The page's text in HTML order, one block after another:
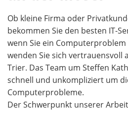
Ob kleine Firma oder
bekommen Sie den besten IT-
wenn Sie ein
wenden Sie sich vertrauensvoll
Trier. Das Team um Steffen
schnell und unkompliziert um
Computerprobleme.
Der Schwerpunkt unserer